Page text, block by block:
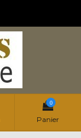
0
Panier